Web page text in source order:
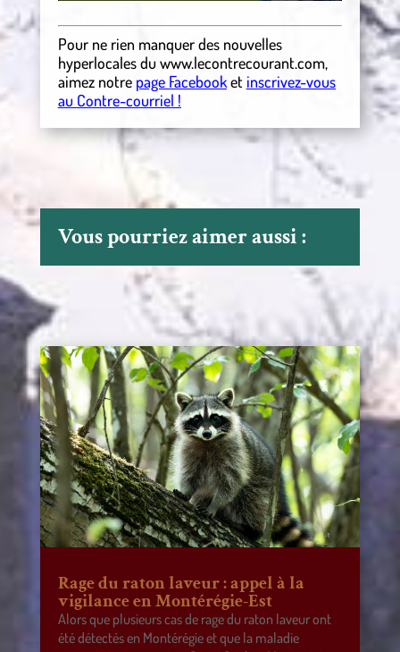
Pour ne rien manquer des nouvelles
hyperlocalesdu www.lecontrecourant.com,
aimez notre page Facebooket inscrivez-vous
au Contre-courriel !
Vous pourriez aimer aussi :
Rage du raton laveur : appel à la
vigilance en Montérégie-Est
Alors que plusieurs cas de rage du raton laveur ont
été détectés en Montérégie et que la maladie